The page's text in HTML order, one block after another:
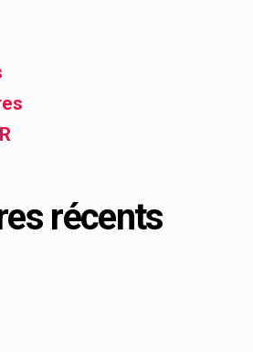
récents